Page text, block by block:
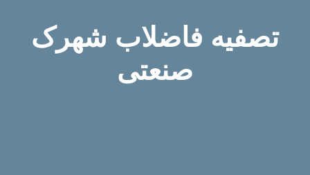
تصفیه فاضلاب شهرک
صنعتی